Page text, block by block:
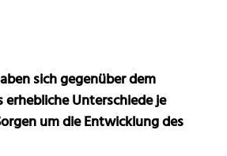
sich gegenüber dem
Unterschiede je
um die Entwicklung des